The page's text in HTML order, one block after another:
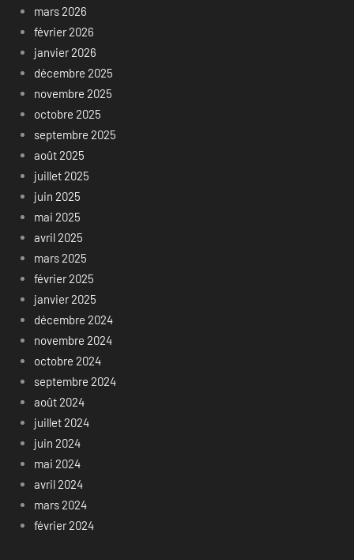
mars 2026
février 2026
janvier 2026
décembre 2025
novembre 2025
octobre 2025
septembre 2025
août 2025
juillet 2025
juin 2025
mai 2025
avril 2025
mars 2025
février 2025
janvier 2025
décembre 2024
novembre 2024
octobre 2024
septembre 2024
août 2024
juillet 2024
juin 2024
mai 2024
avril 2024
mars 2024
février 2024